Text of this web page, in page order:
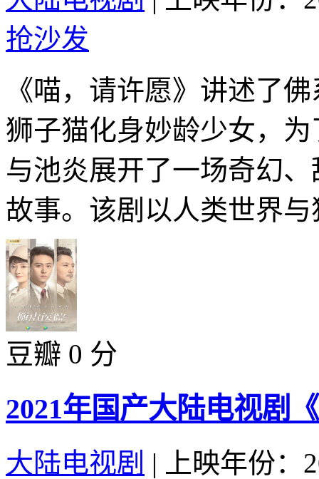
抢沙发
《喵，请许愿》讲述了
狮子猫化身妙龄少女，
与池炎展开了一场奇幻
故事。该剧以人类世界
豆瓣 0 分
2021年国产大陆电视剧
大陆电视剧 |
上映年份：